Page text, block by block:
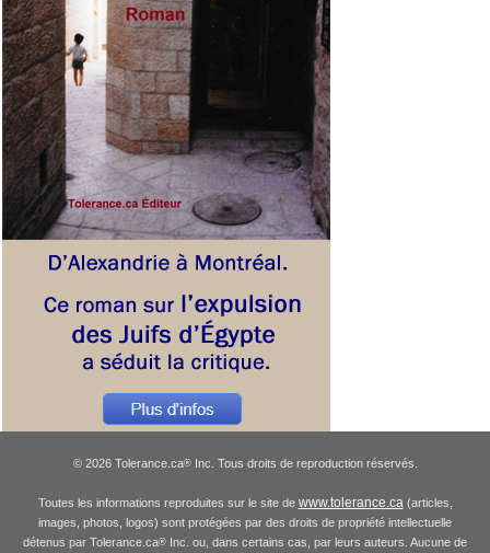
© 2026 Tolerance.ca®Inc. Tous droits de reproduction réservés.
Toutes les informations reproduites sur le site de www.tolerance.ca(articles,
images, photos, logos) sont protégées par des droits de propriété intellectuelle
détenus par Tolerance.ca® Inc. ou, dans certains cas, par leurs auteurs. Aucune de